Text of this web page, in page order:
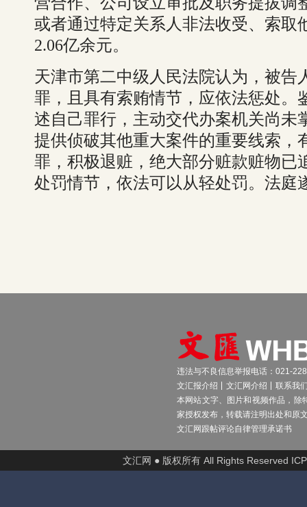
或者通过特定关系人非法收受、索取
2.06亿余元。
天津市第二中级人民法院认为，被告
罪，且具有索贿情节，应依法惩处。
述自己罪行，主动交代办案机关尚未
提供侦破其他重大案件的重要线索，
罪，积极退赃，绝大部分赃款赃物已
处罚情节，依法可以从轻处罚。法庭
违法与不良信息举报电话：021-
文汇报介绍
文汇网介绍
联系我
本网站文字、图片和视频作品，除
家授权发布，转载请注明出处和原
文汇网跟帖评论自律管理承诺书
文汇网 ● 版权所有 All Rights Reserved